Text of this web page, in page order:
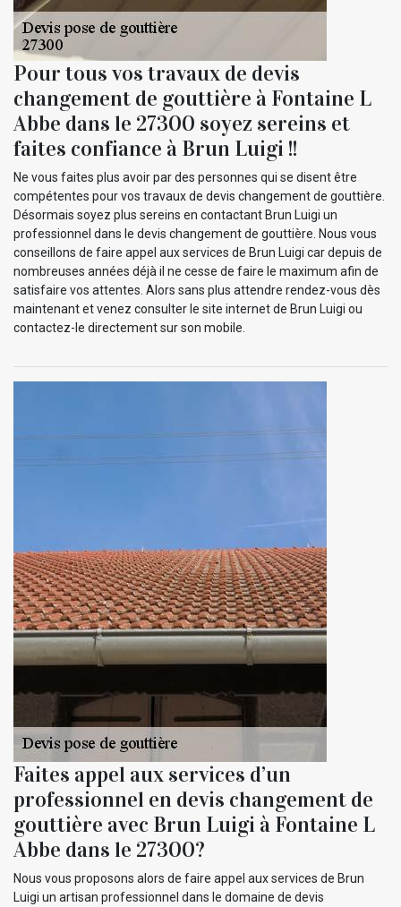
Pour tous vos travaux de devis
changement de gouttière à Fontaine L
Abbe dans le 27300 soyez sereins et
faites confiance à Brun Luigi !!
Ne vous faites plus avoir par des personnes qui se disent être
compétentes pour vos travaux de devis changement de gouttière.
Désormais soyez plus sereins en contactant Brun Luigi un
professionnel dans le devis changement de gouttière. Nous vous
conseillons de faire appel aux services de Brun Luigi car depuis de
nombreuses années déjà il ne cesse de faire le maximum afin de
satisfaire vos attentes. Alors sans plus attendre rendez-vous dès
maintenant et venez consulter le site internet de Brun Luigi ou
contactez-le directement sur son mobile.
Faites appel aux services d’un
professionnel en devis changement de
gouttière avec Brun Luigi à Fontaine L
Abbe dans le 27300?
Nous vous proposons alors de faire appel aux services de Brun
Luigi un artisan professionnel dans le domaine de devis